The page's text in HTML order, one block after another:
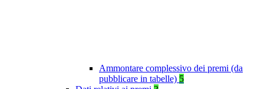
Ammontare complessivo dei premi (da
pubblicare in tabelle) 5